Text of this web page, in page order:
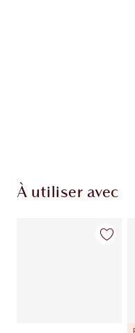
À utiliser avec